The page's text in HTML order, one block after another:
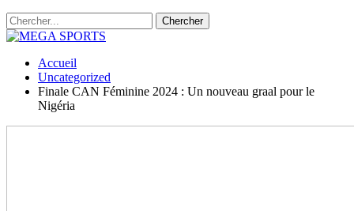
Accueil
Uncategorized
Finale CAN Féminine 2024 : Un nouveau graal pour le
Nigéria